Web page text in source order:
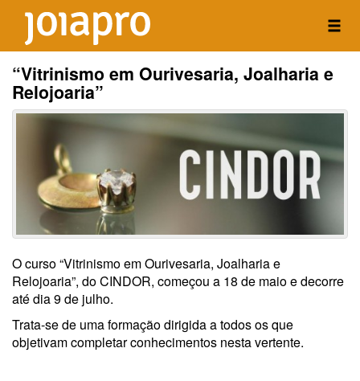
“Vitrinismo em Ourivesaria, Joalharia e
Relojoaria”
O curso “Vitrinismo em Ourivesaria, Joalharia e
Relojoaria”, do CINDOR, começou a 18 de maio e decorre
até dia 9 de julho.
Trata-se de uma formação dirigida a todos os que
objetivam completar conhecimentos nesta vertente.